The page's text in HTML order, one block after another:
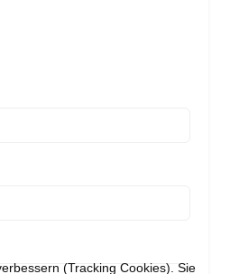
(Tracking Cookies). Sie